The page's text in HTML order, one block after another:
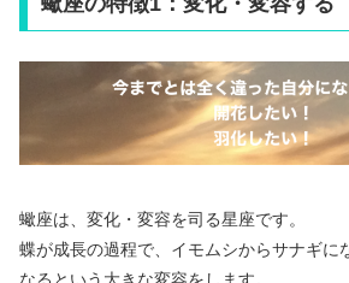
蠍座は、変化・変容を司る星座です。
蝶が成長の過程で、イモムシからサナギに